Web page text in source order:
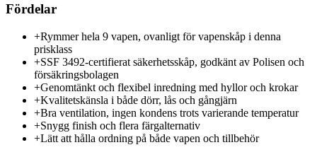
Fördelar
+Rymmer hela 9 vapen, ovanligt för vapenskåp i denna
prisklass
+SSF 3492-certifierat säkerhetsskåp, godkänt av Polisen och
försäkringsbolagen
+Genomtänkt och flexibel inredning med hyllor och krokar
+Kvalitetskänsla i både dörr, lås och gångjärn
+Bra ventilation, ingen kondens trots varierande temperatur
+Snygg finish och flera färgalternativ
+Lätt att hålla ordning på både vapen och tillbehör